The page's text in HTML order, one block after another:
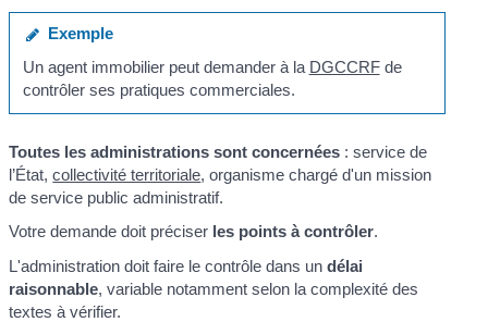
Exemple
Un agent immobilier peut demander à la DGCCRFde
contrôler ses pratiques commerciales.
Toutes les administrations sont concernées : service de
l’État,collectivité territoriale, organisme chargé d'un mission
de service public administratif.
Votre demande doit préciser les points à contrôler.
L'administration doit faire le contrôle dans undélai
raisonnable, variable notamment selon la complexité des
textes à vérifier.